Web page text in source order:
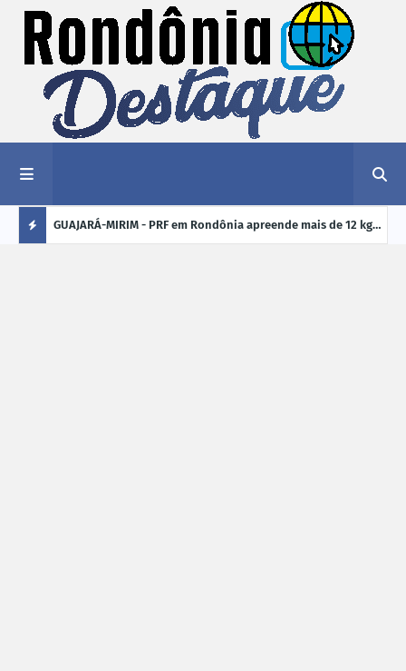
kg de GUAJARÁ-MIRIM - PRF em Rondônia apreende mais de 12 kg